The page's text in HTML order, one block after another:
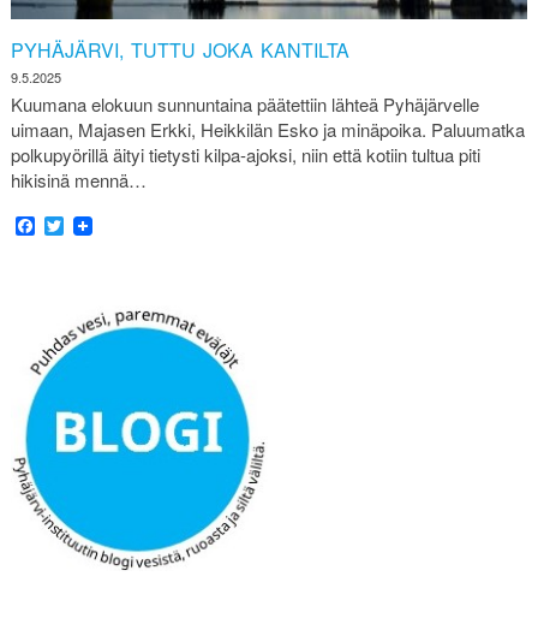
PYHÄJÄRVI, TUTTU JOKA KANTILTA
9.5.2025
Kuumana elokuun sunnuntaina päätettiin lähteä Pyhäjärvelle
uimaan, Majasen Erkki, Heikkilän Esko ja minäpoika. Paluumatka
polkupyörillä äityi tietysti kilpa-ajoksi, niin että kotiin tultua piti
hikisinä mennä…
Facebook
Twitter